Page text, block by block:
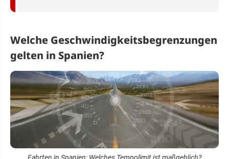
Welche Geschwindigkeitsbegrenzungen
gelten in Spanien?